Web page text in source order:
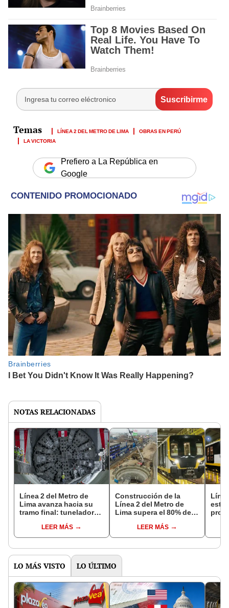
LÍNEA 2 DEL METRO DE LIMA
OBRAS EN PERÚ
LA VICTORIA
Prefiero a La República en
Google
NOTAS RELACIONADAS
Línea 2 del Metro de
Lima avanza hacia su
tramo final: tuneladora
Óscar R. Benavides
LEER MÁS
Construcción de la
Línea 2 del Metro de
Lima supera el 80% de
1,2 millones de usuarios
en 2030
LEER MÁS
está
LO MÁS VISTO LO ÚLTIMO